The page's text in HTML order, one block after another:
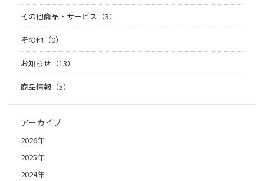
その他商品・サービス（3）
その他（0）
お知らせ（13）
商品情報（5）
アーカイブ
2026年
2025年
2024年